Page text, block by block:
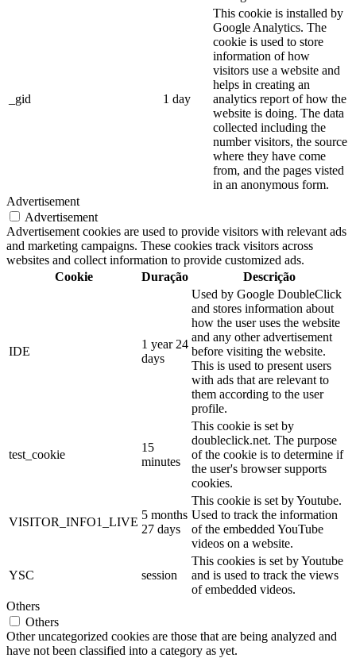
_gid 1 day
This cookie is installed by
Google Analytics. The
cookie is used to store
information of how
visitors use a website and
helps in creating an
analytics report of how the
website is doing. The data
collected including the
number visitors, the source
where they have come
from, and the pages visted
in an anonymous form.
Advertisement
Advertisement
Advertisement cookies are used to provide visitors with relevant ads
and marketing campaigns. These cookies track visitors across
websites and collect information to provide customized ads.
Cookie
Duração Descrição
IDE
1 year 24
days
Used by Google DoubleClick
and stores information about
how the user uses the website
and any other advertisement
before visiting the website.
This is used to present users
with ads that are relevant to
them according to the user
profile.
test_cookie
15
minutes
This cookie is set by
doubleclick.net. The purpose
of the cookie is to determine if
the user's browser supports
cookies.
VISITOR_INFO1_LIVE
5 months
27 days
This cookie is set by Youtube.
Used to track the information
of the embedded YouTube
videos on a website.
YSC session
This cookies is set by Youtube
and is used to track the views
of embedded videos.
Others
Others
Other uncategorized cookies are those that are being analyzed and
have not been classified into a category as yet.